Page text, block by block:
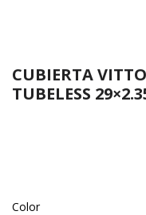
CUBIERTA
TUBELESS
Color